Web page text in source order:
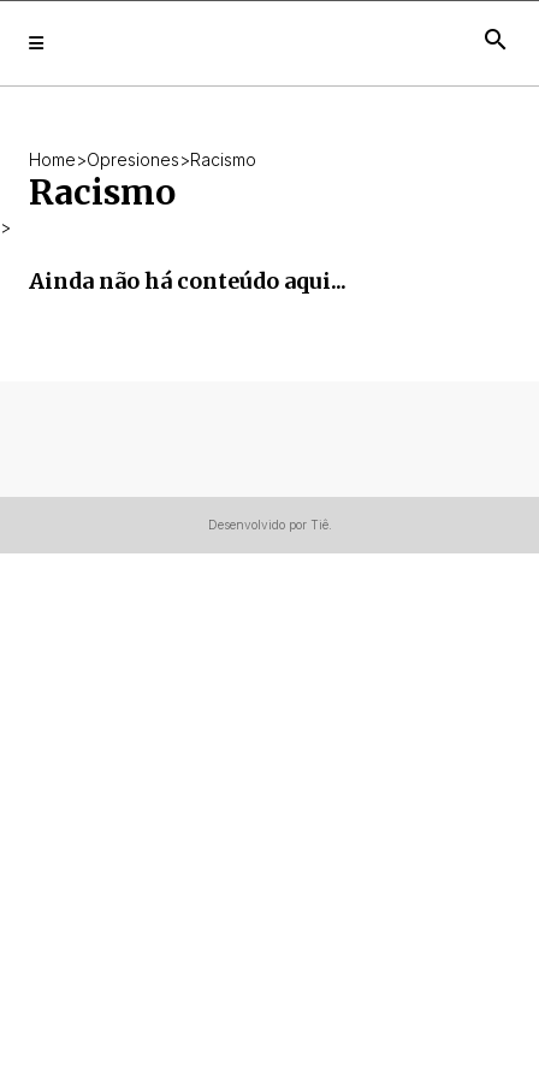
search
Home>Opresiones>Racismo
Racismo
>
Ainda não há conteúdo aqui...
Desenvolvido por Tiê.